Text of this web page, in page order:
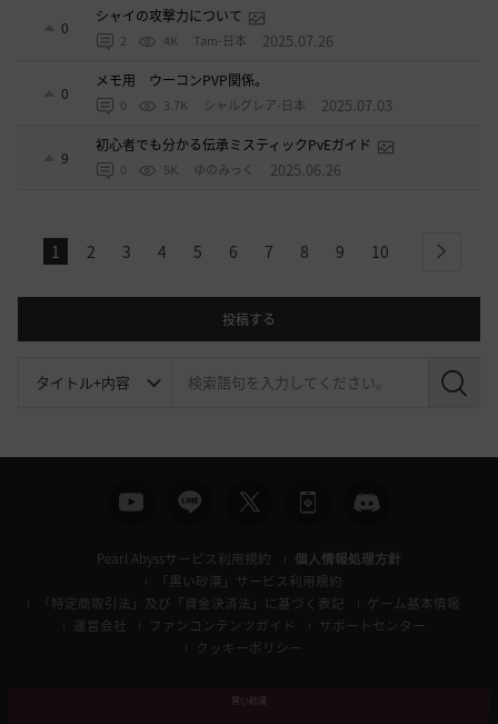
0
シャイの攻撃力について
2 4K Tam-日本 2025.07.26
0
メモ用 ウーコンPVP関係。
0 3.7K シャルグレア-日本 2025.07.03
9
初心者でも分かる伝承ミスティックPvEガイド
0 5K ゆのみっく 2025.06.26
1 2 3 4 5 6 7 8 9 10 next
投稿する
検
Pearl Abyssサービス利用規約
個人情報処理方針
「黒い砂漠」サービス利用規約
「特定商取引法」及び「資金決済法」に基づく表記
ゲーム基本情報
運営会社
ファンコンテンツガイド
サポートセンター
クッキーポリシー
黒い砂漠